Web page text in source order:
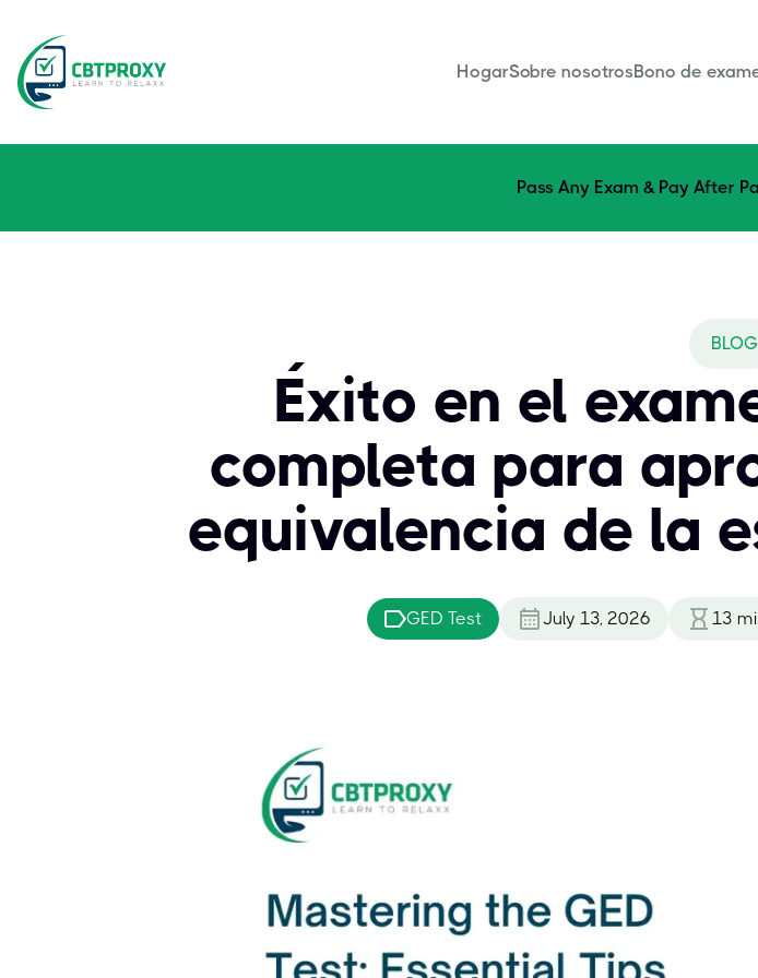
HogarSobre nosotrosBono de
Pass Any Exam & Pay After
BLOG
Éxito en el
completa para
equivalencia de la
GED Test July 13, 2026 13